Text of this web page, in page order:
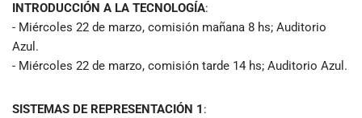
INTRODUCCIÓN A LA TECNOLOGÍA:
- Miércoles 22 de marzo, comisión mañana 8 hs; Auditorio
Azul.
- Miércoles 22 de marzo, comisión tarde 14 hs; Auditorio Azul.
SISTEMAS DE REPRESENTACIÓN 1 :